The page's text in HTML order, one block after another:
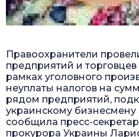
Правоохранители
предприятий и
рамках уголовного
неуплаты налогов на
рядом предприятий,
украинскому
сообщила пресс-
прокурора Украины